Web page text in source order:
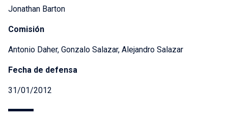
Jonathan Barton
Comisión
Antonio Daher, Gonzalo Salazar, Alejandro Salazar
Fecha de defensa
31/01/2012